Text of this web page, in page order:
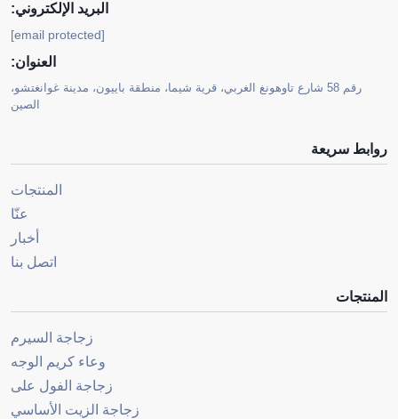
البريد الإلكتروني:
[email protected]
العنوان:
رقم 58 شارع تاوهونغ الغربي، قرية شيما، منطقة باييون، مدينة غوانغتشو،
الصين
روابط سريعة
المنتجات
عنّا
أخبار
اتصل بنا
المنتجات
زجاجة السيرم
وعاء كريم الوجه
زجاجة الفول على
زجاجة الزيت الأساسي